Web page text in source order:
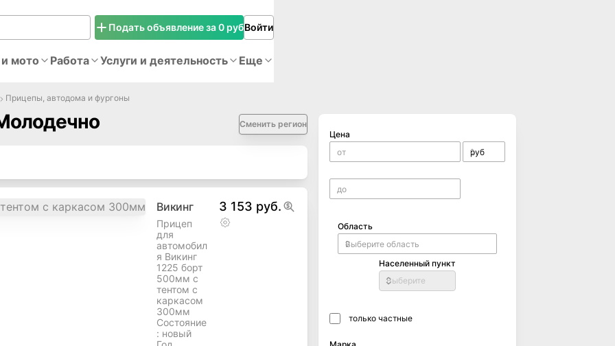
Подать объявление за 0 рубВойти
мото Работа Услуги и деятельность Еще
Прицепы, автодома и фургоны
Сменить регион
Викинг
Прицеп
для
автомобил
я Викинг
1225 борт
500мм с
тентом с
каркасом
300мм
Состояние
: новый
3 153 руб.
Цена
Область
Населенный пункт
Выберите
только частные